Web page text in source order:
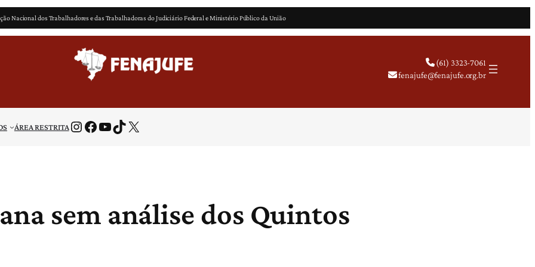
Nacional dos Trabalhadores e das Trabalhadoras do Judiciário Federal e Ministério Público da União
(61) 3323-7061
fenajufe@fenajufe.org.br
ÁREA RESTRITAInstagram Facebook Youtube TikTok X
sem análise dos Quintos